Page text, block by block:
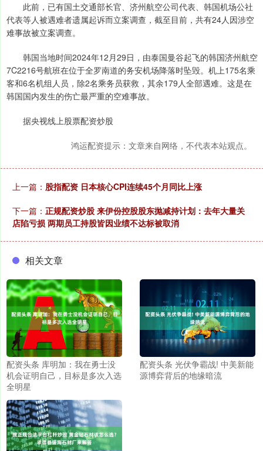
此前，已有国土交通部长官、济州航空公司代表、韩国机场公社
代表等人被遇难者遗属起诉而立案调查，截至目前，共有24人因涉空
难事故被立案调查。
韩国当地时间2024年12月29日，由泰国曼谷起飞的韩国济州航空
7C2216号航班在位于全罗南道的务安机场降落时坠毁。机上175名乘
客和6名机组人员，除2名乘务员获救，其余179人全部遇难。这是在
韩国国内发生的伤亡最严重的空难事故。
据央视线上股票配资炒股
鸿运配资提示：文章来自网络，不代表本站观点。
上一篇： 股指配资 日本核心CPI连续45个月同比上涨
下一篇： 正规配资炒股 来伊份控股股东抛减持计划：去年大量关
店陷亏损 两期员工持股皆因业绩不达标被取消
相关文章
配资头条 库明加：我在勇士没
机会证明自己，目标是多次入选
全明星
配资头条 光伏争霸战! 中美新能
源博弈背后的地缘暗流